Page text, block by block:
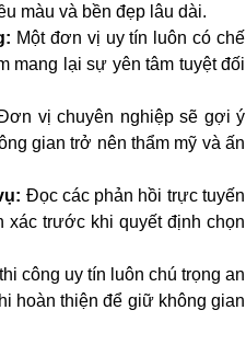
màu và bền đẹp lâu dài.
Một đơn vị uy tín luôn có chế
mang lại sự yên tâm tuyệt đối
vị chuyên nghiệp sẽ gợi ý
gian trở nên thẩm mỹ và ấn
Đọc các phản hồi trực tuyến
xác trước khi quyết định chọn
công uy tín luôn chú trọng an
hoàn thiện để giữ không gian